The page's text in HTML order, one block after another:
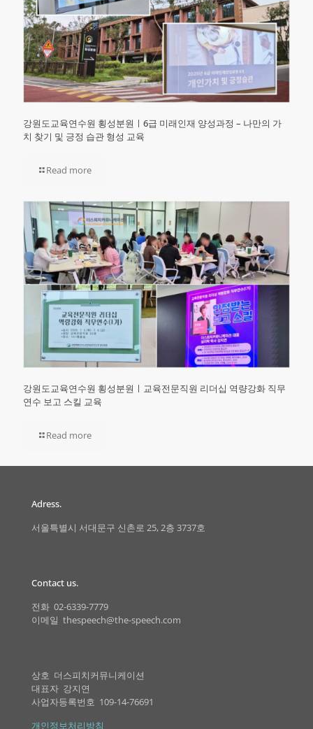
강원도교육연수원 횡성분원ㅣ6급 미래인재 양성과정 – 나만의 가
치 찾기 및 긍정 습관 형성 교육
Read more
강원도교육연수원 횡성분원ㅣ교육전문직원 리더십 역량강화 직무
연수 보고 스킬 교육
Read more
Adress.
서울특별시 서대문구 신촌로 25, 2층 3737호
Contact us.
전화 02-6339-7779
이메일 thespeech@the-speech.com
상호 더스피치커뮤니케이션
대표자 강지연
사업자등록번호 109-14-76691
개인정보처리방침